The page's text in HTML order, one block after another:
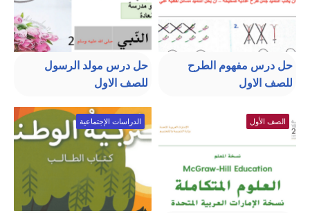
حل درس مفهوم الطرح
للصف الاول
حل درس مولد الرسول
للصف الاول
الصف الأول الدراسات الإجتماعية